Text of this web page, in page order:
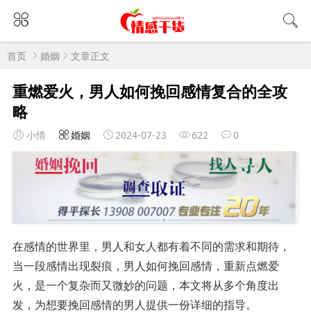
首页 婚姻 文章正文
重燃爱火，男人如何挽回感情复合的全攻
略
小情 婚姻 2024-07-23 622 0
在感情的世界里，男人和女人都有着不同的需求和期待，
当一段感情出现裂痕，男人如何挽回感情，重新点燃爱
火，是一个复杂而又微妙的问题，本文将从多个角度出
发，为想要挽回感情的男人提供一份详细的指导。